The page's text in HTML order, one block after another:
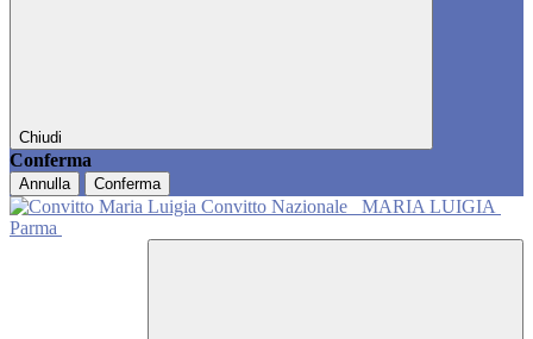
Chiudi
Conferma
Annulla Conferma
Convitto Nazionale
MARIA LUIGIA
Parma